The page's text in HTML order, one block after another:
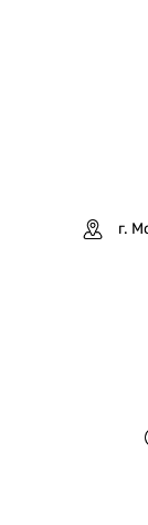
г.